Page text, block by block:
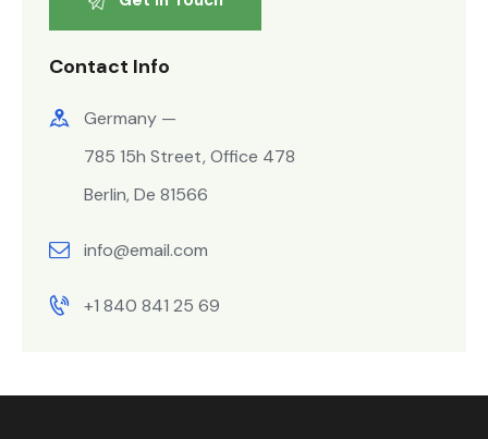
Contact Info
Germany —
785 15h Street, Office 478
Berlin, De 81566
info@email.com
+1 840 841 25 69